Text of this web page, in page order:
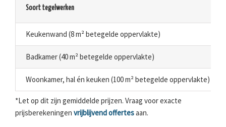
Soort tegelwerken
Keukenwand (8 m² betegelde oppervlakte)
Badkamer (40 m² betegelde oppervlakte)
Woonkamer, hal én keuken (100 m² betegelde oppervlakte)
*Let op dit zijn gemiddelde prijzen. Vraag voor exacte
prijsberekeningen vrijblijvend offertesaan.